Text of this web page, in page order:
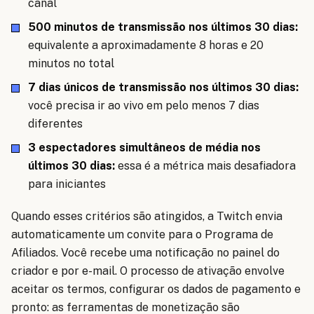
canal
500 minutos de transmissão nos últimos 30 dias:
equivalente a aproximadamente 8 horas e 20
minutos no total
7 dias únicos de transmissão nos últimos 30 dias:
você precisa ir ao vivo em pelo menos 7 dias
diferentes
3 espectadores simultâneos de média nos
últimos 30 dias: essa é a métrica mais desafiadora
para iniciantes
Quando esses critérios são atingidos, a Twitch envia
automaticamente um convite para o Programa de
Afiliados. Você recebe uma notificação no painel do
criador e por e-mail. O processo de ativação envolve
aceitar os termos, configurar os dados de pagamento e
pronto: as ferramentas de monetização são